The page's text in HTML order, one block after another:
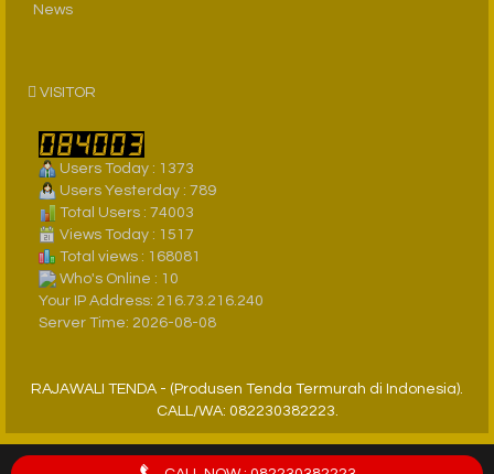
News
VISITOR
Users Today : 1373
Users Yesterday : 789
Total Users : 74003
Views Today : 1517
Total views : 168081
Who's Online : 10
Your IP Address: 216.73.216.240
Server Time: 2026-08-08
RAJAWALI TENDA - (Produsen Tenda Termurah di Indonesia).
CALL/WA: 082230382223.